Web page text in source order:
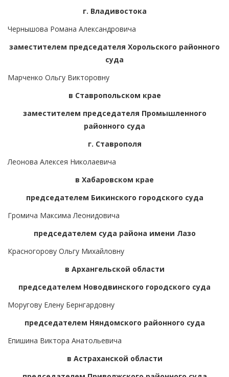
г. Владивостока
Чернышова Романа Александровича
заместителем председателя Хорольского районного
суда
Марченко Ольгу Викторовну
в Ставропольском крае
заместителем председателя Промышленного
районного суда
г. Ставрополя
Леонова Алексея Николаевича
в Хабаровском крае
председателем Бикинского городского суда
Громича Максима Леонидовича
председателем суда района имени Лазо
Красногорову Ольгу Михайловну
в Архангельской области
председателем Новодвинского городского суда
Моругову Елену Бернгардовну
председателем Няндомского районного суда
Епишина Виктора Анатольевича
в Астраханской области